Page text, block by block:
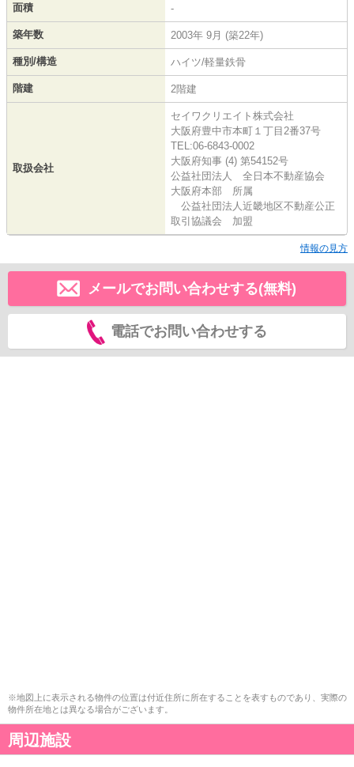
面積 -
築年数 2003年 9月 (築22年)
種別/構造 ハイツ/軽量鉄骨
階建 2階建
取扱会社
セイワクリエイト株式会社
大阪府豊中市本町１丁目2番37号
TEL:06-6843-0002
大阪府知事 (4) 第54152号
公益社団法人 全日本不動産協会
大阪府本部 所属
公益社団法人近畿地区不動産公正
取引協議会 加盟
情報の見方
メールでお問い合わせする(無料)
電話でお問い合わせする
※地図上に表示される物件の位置は付近住所に所在することを表すものであり、実際の
物件所在地とは異なる場合がございます。
周辺施設